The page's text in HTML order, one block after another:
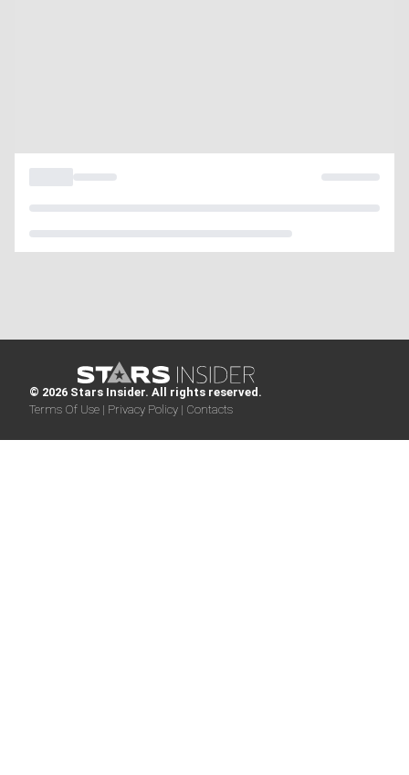
© 2026 Stars Insider. All rights reserved.
Terms Of Use | Privacy Policy | Contacts